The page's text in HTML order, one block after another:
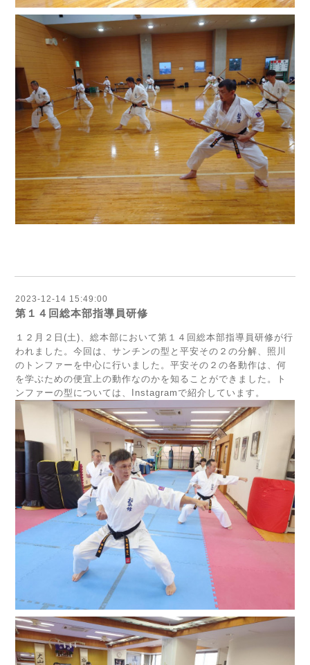
2023-12-14 15:49:00
第１４回総本部指導員研修
１２月２日(土)、総本部において第１４回総本部指導員研修が行
われました。今回は、サンチンの型と平安その２の分解、照川
のトンファーを中心に行いました。平安その２の各動作は、何
を学ぶための便宜上の動作なのかを知ることができました。ト
ンファーの型については、Instagramで紹介しています。